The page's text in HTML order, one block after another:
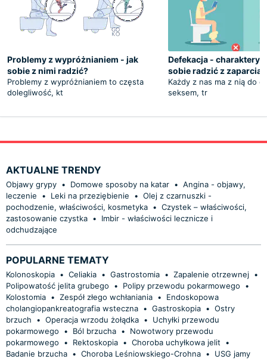
Problemy z wypróżnianiem - jak
sobie z nimi radzić?
Problemy z wypróżnianiem to częsta
dolegliwość, kt
Defekacja -
sobie radzić z
Każdy z nas ma z nią do
seksem, tr
AKTUALNE TRENDY
Objawy grypy • Domowe sposoby na katar • Angina - objawy,
leczenie
• Leki na przeziębienie • Olej z czarnuszki -
pochodzenie, właściwości, kosmetyka • Czystek – właściwości,
zastosowanie czystka •
Imbir - właściwości lecznicze i
odchudzające
POPULARNE TEMATY
Kolonoskopia • Celiakia • Gastrostomia • Zapalenie otrzewnej •
Polipowatość jelita grubego
• Polipy przewodu pokarmowego
•
Kolostomia • Zespół złego wchłaniania •
Endoskopowa
cholangiopankreatografia wsteczna • Gastroskopia • Ostry
brzuch
• Operacja wrzodu żołądka •
Uchyłki przewodu
pokarmowego
• Ból brzucha •
Nowotwory przewodu
pokarmowego
• Rektoskopia • Choroba uchyłkowa jelit
•
Badanie brzucha • Choroba Leśniowskiego-Crohna •
USG jamy